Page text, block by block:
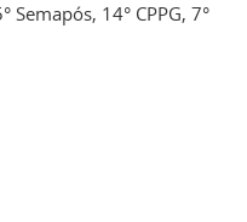
Semapós, 14° CPPG, 7°